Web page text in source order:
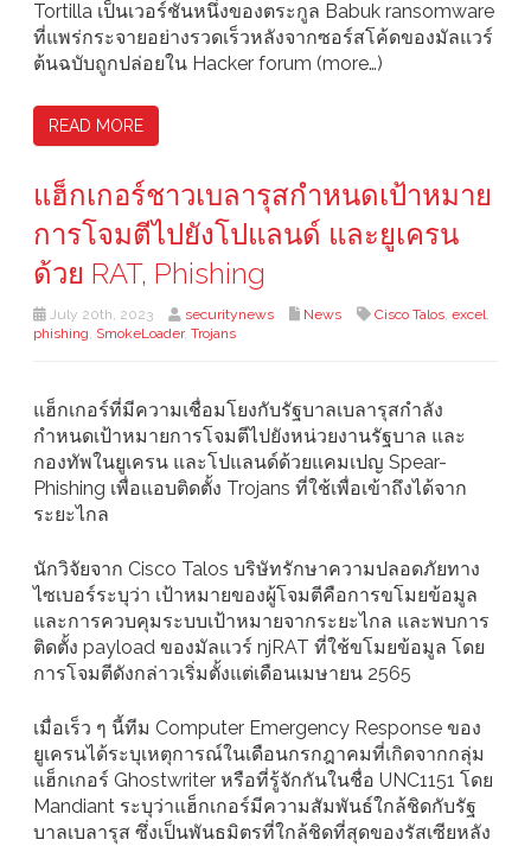
Tortilla เป็นเวอร์ชันหนึ่งของตระกูล Babuk ransomware
ที่แพร่กระจายอย่างรวดเร็วหลังจากซอร์สโค้ดของมัลแวร์
ต้นฉบับถูกปล่อยใน Hacker forum (more…)
READ MORE
แฮ็กเกอร์ชาวเบลารุสกำหนดเป้าหมาย
การโจมตีไปยังโปแลนด์ และยูเครน
ด้วย RAT, Phishing
July 20th, 2023 securitynews News Cisco Talos, excel,
phishing, SmokeLoader, Trojans
แฮ็กเกอร์ที่มีความเชื่อมโยงกับรัฐบาลเบลารุสกำลัง
กำหนดเป้าหมายการโจมตีไปยังหน่วยงานรัฐบาล และ
กองทัพในยูเครน และโปแลนด์ด้วยแคมเปญ Spear-
Phishing เพื่อแอบติดตั้ง Trojans ที่ใช้เพื่อเข้าถึงได้จาก
ระยะไกล
นักวิจัยจาก Cisco Talos บริษัทรักษาความปลอดภัยทาง
ไซเบอร์ระบุว่า เป้าหมายของผู้โจมตีคือการขโมยข้อมูล
และการควบคุมระบบเป้าหมายจากระยะไกล และพบการ
ติดตั้ง payload ของมัลแวร์ njRAT ที่ใช้ขโมยข้อมูล โดย
การโจมตีดังกล่าวเริ่มตั้งแต่เดือนเมษายน 2565
เมื่อเร็ว ๆ นี้ทีม Computer Emergency Response ของ
ยูเครนได้ระบุเหตุการณ์ในเดือนกรกฎาคมที่เกิดจากกลุ่ม
แฮ็กเกอร์ Ghostwriter หรือที่รู้จักกันในชื่อ UNC1151 โดย
Mandiant ระบุว่าแฮ็กเกอร์มีความสัมพันธ์ใกล้ชิดกับรัฐ
บาลเบลารุส ซึ่งเป็นพันธมิตรที่ใกล้ชิดที่สุดของรัสเซียหลัง